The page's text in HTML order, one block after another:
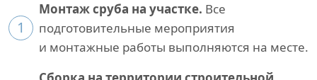
1
Монтаж сруба на участке. Все
подготовительные мероприятия
и монтажные работы выполняются на месте.